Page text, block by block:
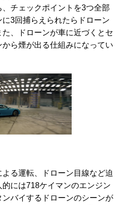
チェックポイントを3つ全部
3回捕らえられたらドローン
、ドローンが車に近づくとセ
ら煙が出る仕組みになってい
る運転、ドローン目線など迫
には718ケイマンのエンジン
バイするドローンのシーンが